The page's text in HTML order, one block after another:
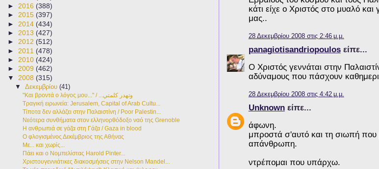
κάτι είχε ο Χριστός στο μυαλό
μας..
28 Δεκεμβρίου 2008 στις 2:46 μ.μ.
panagiotisandriopoulosείπε...
Ο Χριστός γεννάται στην
αδύναμους που πάσχουν
28 Δεκεμβρίου 2008 στις 4:42 μ.μ.
Unknownείπε...
άφωνη.
μπροστά σ'αυτό και τη σιωπή που
απάνθρωπη.
ντρέπομαι που υπάρχω.
► 2016 (388)
► 2015 (397)
► 2014 (434)
► 2013 (427)
► 2012 (512)
► 2011 (478)
► 2010 (424)
► 2009 (462)
▼ 2008 (315)
▼Δεκεμβρίου(41)
"Και βροντά ο λόγος μου..." / ...وتهدر كلمتي
Τραγική ειρωνεία: Jerusalem, Capital of Arab Cultu...
Τίποτα δεν αλλάζει στην Παλαιστίνη / Poor Palestin...
Νεότερα συνθήματα στον ελληνορθόδοξο ναό της Grenoble
Η ανθρωπιά σε γάζα στη Γάζα / Gaza in blood
Ο φλογισμένος Δεκέμβριος της Αθήνας
Με... και χωρίς...
Πάει και ο Νομπελίστας Harold Pinter...
Χριστουγεννιάτικες διακοσμήσεις στην Nelson Mandel...